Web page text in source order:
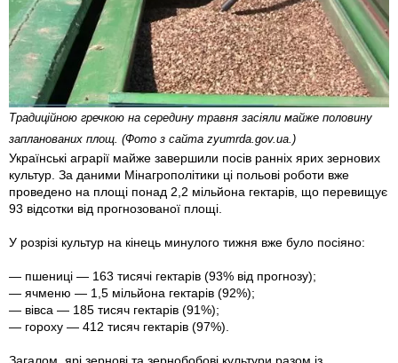
Традиційною гречкою на середину травня засіяли майже половину
запланованих площ. (Фото з сайта zyumrda.gov.ua.)
Українські аграрії майже завершили посів ранніх ярих зернових
культур. За даними Мін­агрополітики ці польові роботи вже
проведено на площі понад 2,2 мільйона гектарів, що перевищує
93 відсотки від прогнозованої площі.
У розрізі культур на кінець минулого тижня вже було посіяно:
— пшениці — 163 тисячі гектарів (93% від прогнозу);
— ячменю — 1,5 мільйона гектарів (92%);
— вівса — 185 тисяч гектарів (91%);
— гороху — 412 тисяч гектарів (97%).